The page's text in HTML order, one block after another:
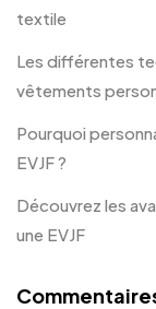
textile
Les différentes
vêtements
Pourquoi
EVJF ?
Découvrez les
une EVJF